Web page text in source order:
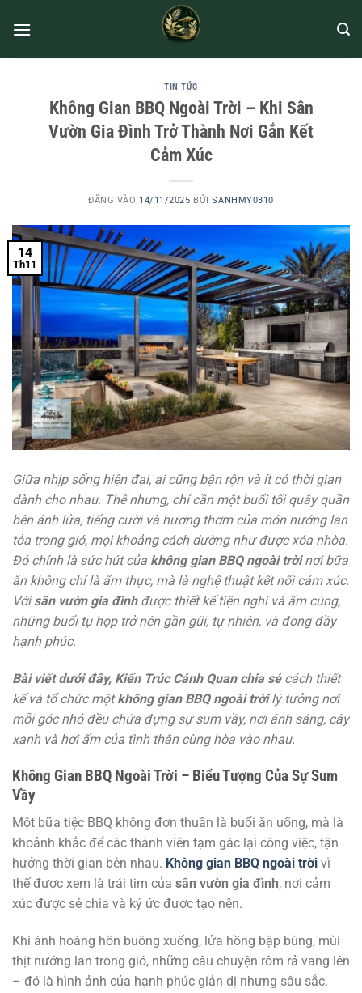
TIN TỨC
Không Gian BBQ Ngoài Trời – Khi Sân
Vườn Gia Đình Trở Thành Nơi Gắn Kết
Cảm Xúc
ĐĂNG VÀO 14/11/2025 BỞISANHMY0310
14
Th11
Giữa nhịp sống hiện đại, ai cũng bận rộn và ít có thời gian
dành cho nhau. Thế nhưng, chỉ cần một buổi tối quây quần
bên ánh lửa, tiếng cười và hương thơm của món nướng lan
tỏa trong gió, mọi khoảng cách dường như được xóa nhòa.
Đó chính là sức hút của không gian BBQ ngoài trờinơi bữa
ăn không chỉ là ẩm thực, mà là nghệ thuật kết nối cảm xúc.
Vớisân vườn gia đìnhđược thiết kế tiện nghi và ấm cúng,
những buổi tụ họp trở nên gần gũi, tự nhiên, và đong đầy
hạnh phúc.
Bài viết dưới đây, Kiến Trúc Cảnh Quan chia sẻcách thiết
kế và tổ chức mộtkhông gian BBQ ngoài trờilý tưởng nơi
mỗi góc nhỏ đều chứa đựng sự sum vầy, nơi ánh sáng, cây
xanh và hơi ấm của tình thân cùng hòa vào nhau.
Không Gian BBQ Ngoài Trời – Biểu Tượng Của Sự Sum
Vầy
Một bữa tiệc BBQ không đơn thuần là buổi ăn uống, mà là
khoảnh khắc để các thành viên tạm gác lại công việc, tận
hưởng thời gian bên nhau. Không gian BBQ ngoài trời vì
thế được xem là trái tim của sân vườn gia đình, nơi cảm
xúc được sẻ chia và ký ức được tạo nên.
Khi ánh hoàng hôn buông xuống, lửa hồng bập bùng, mùi
thịt nướng lan trong gió, những câu chuyện rôm rả vang lên
– đó là hình ảnh của hạnh phúc giản dị nhưng sâu sắc.